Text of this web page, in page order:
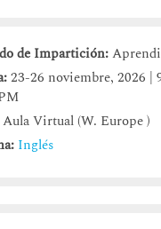
de Impartición:
23-26 noviembre, 2026 |
Aula Virtual (W. Europe )
Inglés